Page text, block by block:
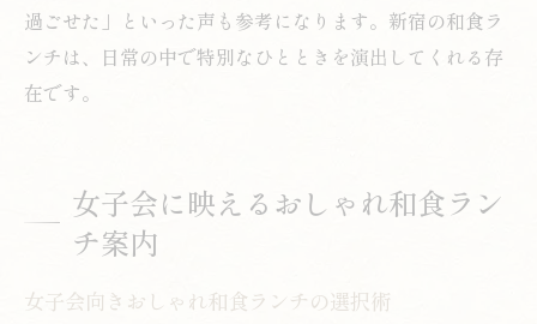
過ごせた」といった声も参考になります。新宿の和食ラ
ンチは、日常の中で特別なひとときを演出してくれる存
在です。
女子会に映えるおしゃれ和食ラン
チ案内
女子会向きおしゃれ和食ランチの選択術